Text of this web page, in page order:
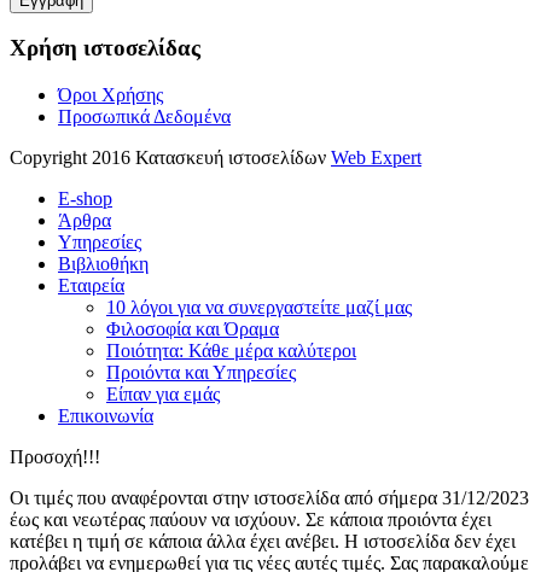
Χρήση ιστοσελίδας
Όροι Χρήσης
Προσωπικά Δεδομένα
Copyright 2016 Κατασκευή ιστοσελίδων Web Expert
E-shop
Άρθρα
Υπηρεσίες
Βιβλιοθήκη
Εταιρεία
10 λόγοι για να συνεργαστείτε μαζί μας
Φιλοσοφία και Όραμα
Ποιότητα: Κάθε μέρα καλύτεροι
Προιόντα και Υπηρεσίες
Είπαν για εμάς
Επικοινωνία
Προσοχή!!!
Οι τιμές που αναφέρονται στην ιστοσελίδα από σήμερα 31/12/2023
έως και νεωτέρας παύουν να ισχύουν. Σε κάποια προιόντα έχει
κατέβει η τιμή σε κάποια άλλα έχει ανέβει. Η ιστοσελίδα δεν έχει
προλάβει να ενημερωθεί για τις νέες αυτές τιμές. Σας παρακαλούμε